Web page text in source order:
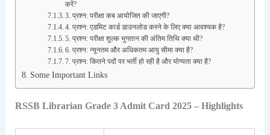
करें?
3. प्रश्न: परीक्षा कब आयोजित की जाएगी?
4. प्रश्न: एडमिट कार्ड डाउनलोड करने के लिए क्या आवश्यक है?
5. प्रश्न: परीक्षा शुल्क भुगतान की अंतिम तिथि क्या थी?
6. प्रश्न: न्यूनतम और अधिकतम आयु सीमा क्या है?
7. प्रश्न: कितने पदों पर भर्ती हो रही है और योग्यता क्या है?
Some Important Links
RSSB Librarian Grade 3 Admit Card 2025 – Highlights